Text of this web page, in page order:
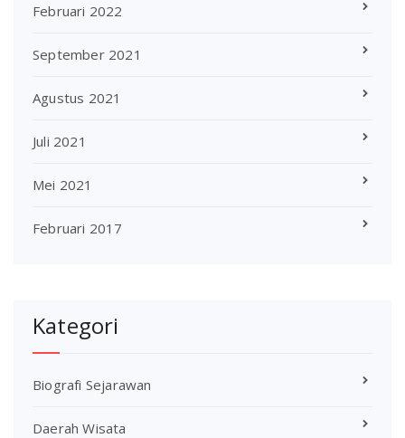
Februari 2022
September 2021
Agustus 2021
Juli 2021
Mei 2021
Februari 2017
Kategori
Biografi Sejarawan
Daerah Wisata